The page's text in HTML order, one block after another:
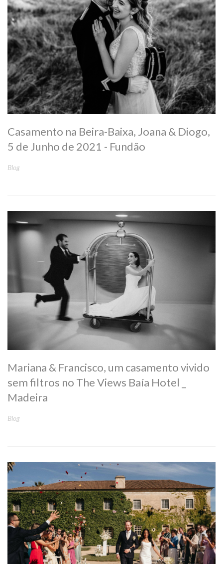
Casamento na Beira-Baixa, Joana & Diogo,
5 de Junho de 2021 - Fundão
Blog
Mariana & Francisco, um casamento vivido
sem filtros no The Views Baía Hotel _
Madeira
Blog